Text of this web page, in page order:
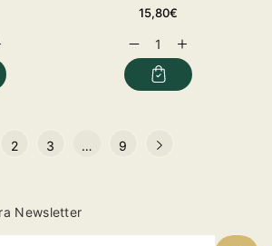
Precio
15,80€
Reducir
cantidad
para
Aumentar
cantidad
para
2 3 … 9
Newsletter